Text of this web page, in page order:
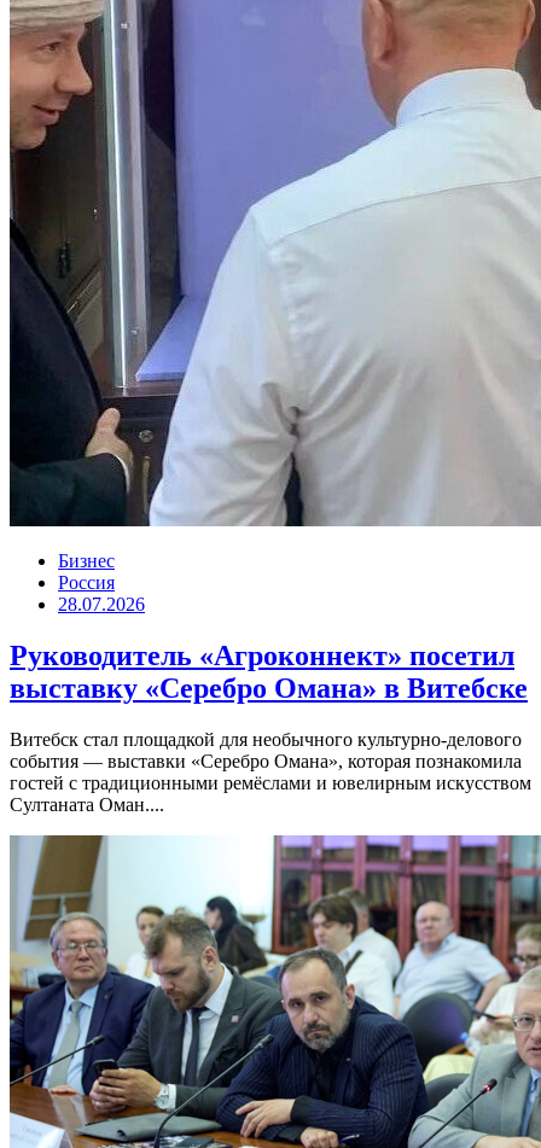
Бизнес
Россия
28.07.2026
Руководитель «Агроконнект» посетил
выставку «Серебро Омана» в Витебске
Витебск стал площадкой для необычного культурно-делового
события — выставки «Серебро Омана», которая познакомила
гостей с традиционными ремёслами и ювелирным искусством
Султаната Оман....